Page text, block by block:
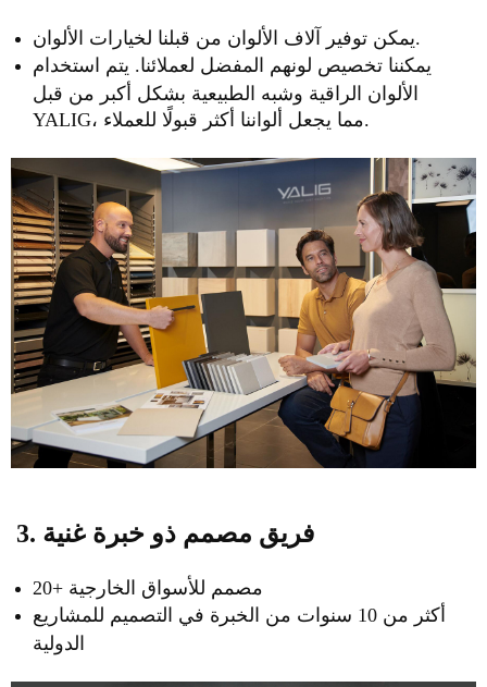
يمكن توفير آلاف الألوان من قبلنا لخيارات الألوان.
يمكننا تخصيص لونهم المفضل لعملائنا. يتم استخدام
الألوان الراقية وشبه الطبيعية بشكل أكبر من قبل
3. فريق مصمم ذو خبرة غنية
20+ مصمم للأسواق الخارجية
أكثر من 10 سنوات من الخبرة في التصميم للمشاريع